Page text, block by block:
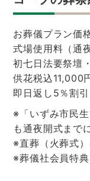
お葬儀プラン価
式場使用料（通
初七日法要祭壇
供花税込11,000
即日返し5％割引
※「いずみ市民
も通夜開式まで
※直葬（火葬式）
※葬儀社会員特